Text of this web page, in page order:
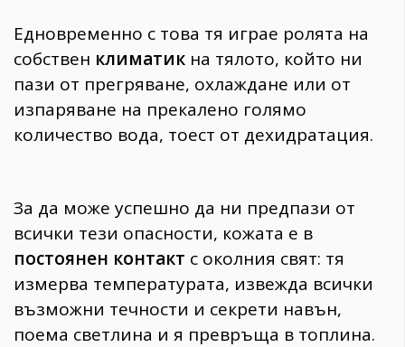
Едновременно с това тя играе ролята на
собствен климатик на тялото, който ни
пази от прегряване, охлаждане или от
изпаряване на прекалено голямо
количество вода, тоест от дехидратация.
За да може успешно да ни предпази от
всички тези опасности, кожата е в
постоянен контакт с околния свят: тя
измерва температурата, извежда всички
възможни течности и секрети навън,
поема светлина и я превръща в топлина.